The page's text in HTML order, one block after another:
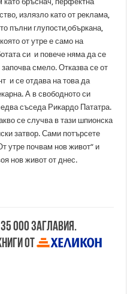
излязло като от реклама,
пълни глупости,объркана,
от утре е само на
си и повече няма да се
смело. Отказва се от
и се отдава на това да
А в свободното си
съседа Рикардо Пататра.
се случва в тази шпионска
затвор. Сами потърсете
утре почвам нов живот“ и
нов живот от днес.
000 заглавия.
от